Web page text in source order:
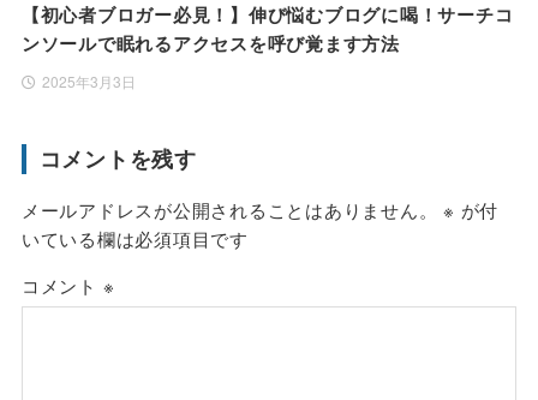
【初心者ブロガー必見！】伸び悩むブログに喝！サーチコ
ンソールで眠れるアクセスを呼び覚ます方法
2025年3月3日
コメントを残す
メールアドレスが公開されることはありません。 ※ が付
いている欄は必須項目です
コメント ※